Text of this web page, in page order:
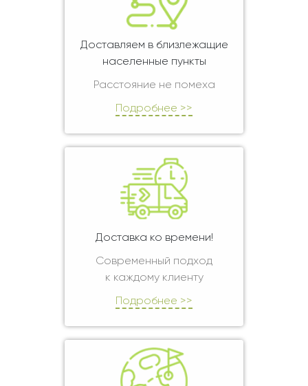
Доставляем в близлежащие
населенные пункты
Расстояние не помеха
Подробнее >>
Доставка ко времени!
Современный подход
к каждому клиенту
Подробнее >>